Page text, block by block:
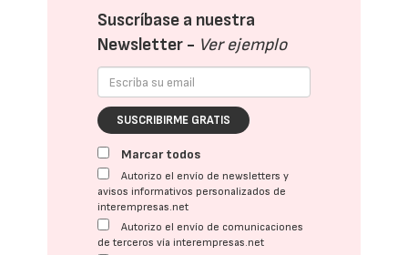
Suscríbase a nuestra
Newsletter - Ver ejemplo
SUSCRIBIRME GRATIS
Marcar todos
Autorizo el envío de newsletters y
avisos informativos personalizados de
interempresas.net
Autorizo el envío de comunicaciones
de terceros vía interempresas.net